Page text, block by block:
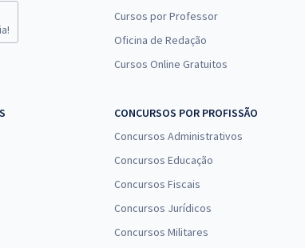
Cursos por Professor
Oficina de Redação
Cursos Online Gratuitos
CONCURSOS POR PROFISSÃO
Concursos Administrativos
Concursos Educação
Concursos Fiscais
Concursos Jurídicos
Concursos Militares